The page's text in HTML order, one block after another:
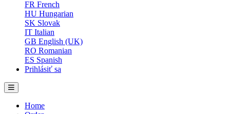
FR French
HU Hungarian
SK Slovak
IT Italian
GB English (UK)
RO Romanian
ES Spanish
Prihlásiť sa
Home